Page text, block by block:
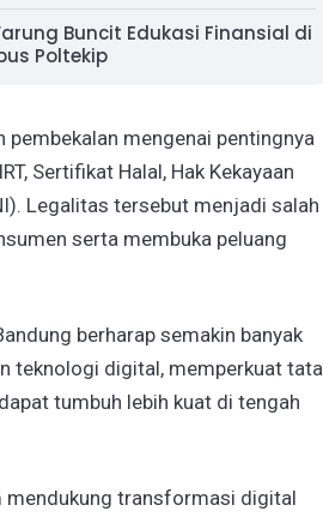
Buncit Edukasi Finansial di
Poltekip
pembekalan mengenai pentingnya
Sertifikat Halal, Hak Kekayaan
Legalitas tersebut menjadi salah
serta membuka peluang
berharap semakin banyak
teknologi digital, memperkuat tata
tumbuh lebih kuat di tengah
mendukung transformasi digital